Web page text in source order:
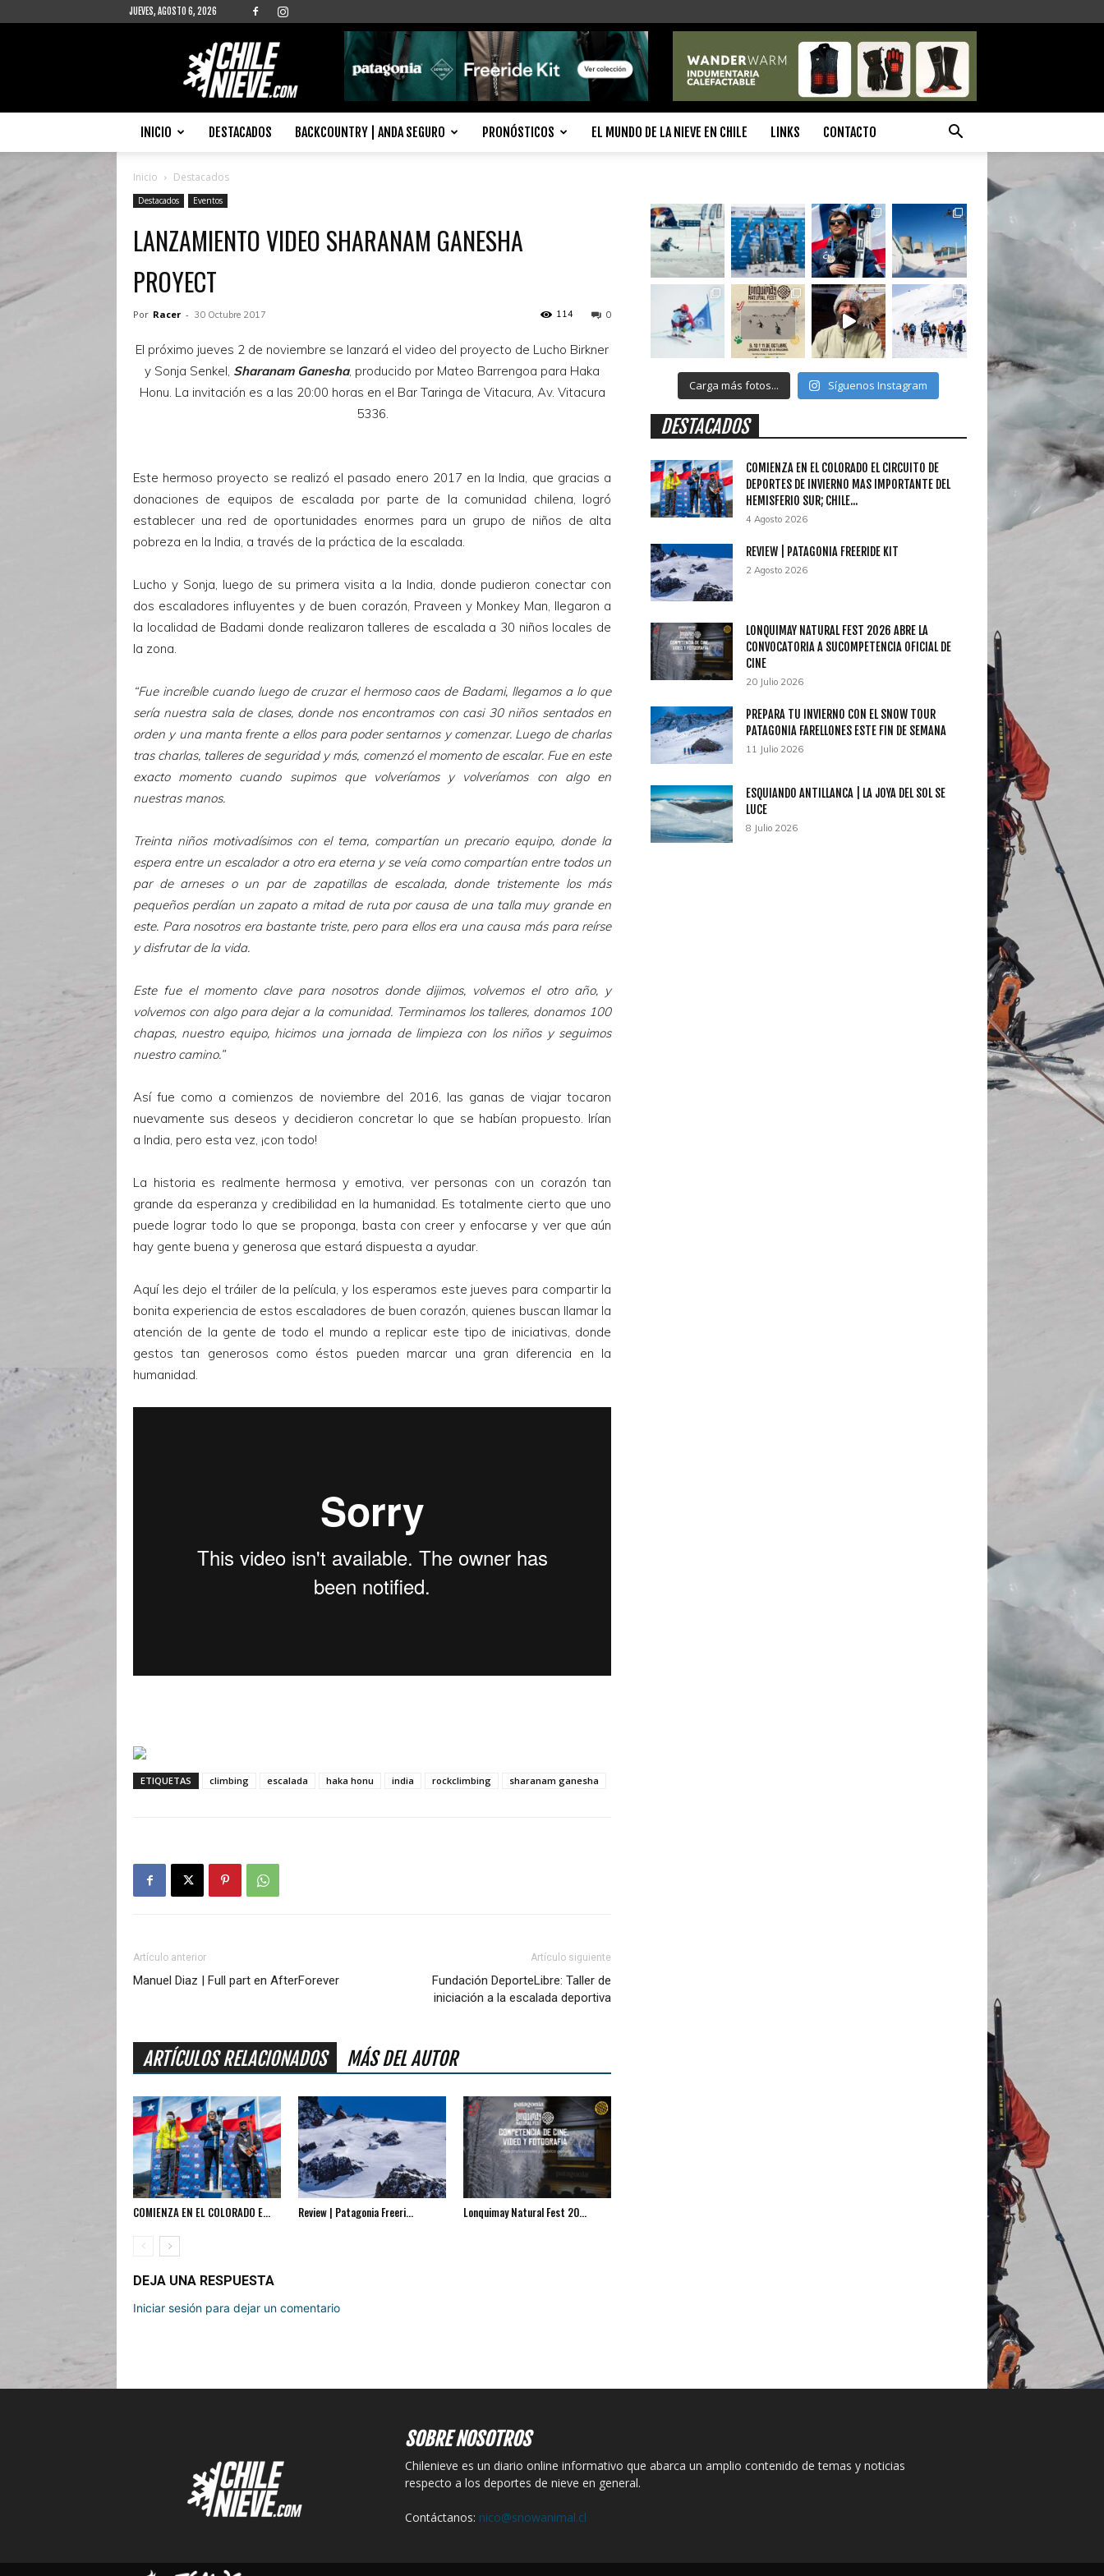
JUEVES, AGOSTO 6, 2026
Chilenieve
INICIO DESTACADOS BACKCOUNTRY | ANDA SEGURO PRONÓSTICOS EL MUNDO DE LA NIEVE EN CHILE LINKS CONTACTO
Inicio Destacados
Destacados Eventos
LANZAMIENTO VIDEO SHARANAM GANESHA
PROYECT
Por Racer - 30 Octubre 2017 0
114
El próximo jueves 2 de noviembre se lanzará el video del proyecto de Lucho Birkner
y Sonja Senkel, Sharanam Ganesha, producido por Mateo Barrengoa para Haka
Honu. La invitación es a las 20:00 horas en el Bar Taringa de Vitacura, Av. Vitacura
5336.
Este hermoso proyecto se realizó el pasado enero 2017 en la India, que gracias a
donaciones de equipos de escalada por parte de la comunidad chilena, logró
establecer una red de oportunidades enormes para un grupo de niños de alta
pobreza en la India, a través de la práctica de la escalada.
Lucho y Sonja, luego de su primera visita a la India, donde pudieron conectar con
dos escaladores influyentes y de buen corazón, Praveen y Monkey Man, llegaron a
la localidad de Badami donde realizaron talleres de escalada a 30 niños locales de
la zona.
“Fue increíble cuando luego de cruzar el hermoso caos de Badami, llegamos a lo que
sería nuestra sala de clases, donde nos encontramos con casi 30 niños sentados en
orden y una manta frente a ellos para poder sentarnos y comenzar. Luego de charlas
tras charlas, talleres de seguridad y más, comenzó el momento de escalar. Fue en este
exacto momento cuando supimos que volveríamos y volveríamos con algo en
nuestras manos.
Treinta niños motivadísimos con el tema, compartían un precario equipo, donde la
espera entre un escalador a otro era eterna y se veía como compartían entre todos un
par de arneses o un par de zapatillas de escalada, donde tristemente los más
pequeños perdían un zapato a mitad de ruta por causa de una talla muy grande en
este. Para nosotros era bastante triste, pero para ellos era una causa más para reírse
y disfrutar de la vida.
Este fue el momento clave para nosotros donde dijimos, volvemos el otro año, y
volvemos con algo para dejar a la comunidad. Terminamos los talleres, donamos 100
chapas, nuestro equipo, hicimos una jornada de limpieza con los niños y seguimos
nuestro camino.”
Así fue como a comienzos de noviembre del 2016, las ganas de viajar tocaron
nuevamente sus deseos y decidieron concretar lo que se habían propuesto. Irían
a India, pero esta vez, ¡con todo!
La historia es realmente hermosa y emotiva, ver personas con un corazón tan
grande da esperanza y credibilidad en la humanidad. Es totalmente cierto que uno
puede lograr todo lo que se proponga, basta con creer y enfocarse y ver que aún
hay gente buena y generosa que estará dispuesta a ayudar.
Aquí les dejo el tráiler de la película, y los esperamos este jueves para compartir la
bonita experiencia de estos escaladores de buen corazón, quienes buscan llamar la
atención de la gente de todo el mundo a replicar este tipo de iniciativas, donde
gestos tan generosos como éstos pueden marcar una gran diferencia en la
humanidad.
ETIQUETAS climbing escalada haka honu india rockclimbing sharanam ganesha
Artículo anterior
Manuel Diaz | Full part en AfterForever
Artículo siguiente
Fundación DeporteLibre: Taller de
iniciación a la escalada deportiva
ARTÍCULOS RELACIONADOS MÁS DEL AUTOR
COMIENZA EN EL COLORADO E... Review | Patagonia Freeri... Lonquimay Natural Fest 20...
DEJA UNA RESPUESTA
Iniciar sesión para dejar un comentario
Carga más fotos... Síguenos Instagram
DESTACADOS
COMIENZA EN EL COLORADO EL CIRCUITO DE
DEPORTES DE INVIERNO MAS IMPORTANTE DEL
HEMISFERIO SUR; CHILE...
4 Agosto 2026
REVIEW | PATAGONIA FREERIDE KIT
2 Agosto 2026
LONQUIMAY NATURAL FEST 2026 ABRE LA
CONVOCATORIA A SUCOMPETENCIA OFICIAL DE
CINE
20 Julio 2026
PREPARA TU INVIERNO CON EL SNOW TOUR
PATAGONIA FARELLONES ESTE FIN DE SEMANA
11 Julio 2026
ESQUIANDO ANTILLANCA | LA JOYA DEL SOL SE
LUCE
8 Julio 2026
SOBRE NOSOTROS
Chilenieve es un diario online informativo que abarca un amplio contenido de temas y noticias
respecto a los deportes de nieve en general.
Contáctanos: nico@snowanimal.cl